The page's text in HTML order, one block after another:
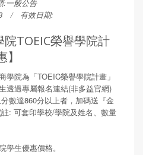
:一般公告
有效日期:
院TOEIC榮譽學院計
學院為「TOEIC榮譽學院計畫」
透過專屬報名連結(非多益官網)
數達860分以上者，加碼送『金
: 可套印學校/學院及姓名、數量
學生優惠價格。